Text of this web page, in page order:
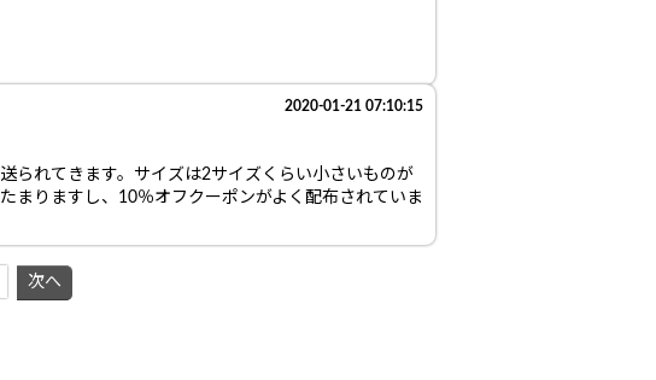
2020-01-21 07:10:15
られてきます。サイズは2サイズくらい小さいものが
まりますし、10％オフクーポンがよく配布されていま
次へ